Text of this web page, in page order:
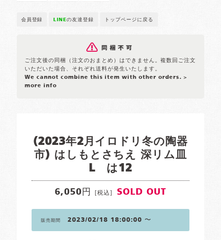
会員登録 LINEの友達登録 トップページに戻る
ご注文後の同梱（注文のおまとめ）はできません。複数回ご注文
いただいた場合、それぞれ送料が発生いたします。
We cannot combine this item with other orders. >
more info
(2023年2月イロドリ冬の陶器
市) はしもとさちえ 深リム皿
L は12
6,050円 [税込] SOLD OUT
販売期間 2023/02/18 18:00:00 〜